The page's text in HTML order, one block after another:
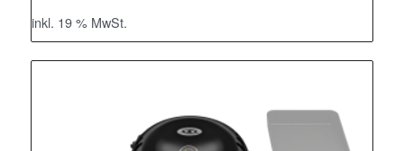
inkl. 19 % MwSt.